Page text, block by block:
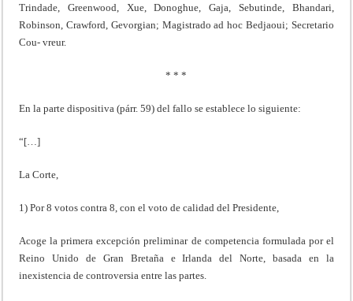
Trindade, Greenwood, Xue, Donoghue, Gaja, Sebutinde, Bhandari,
Robinson, Crawford, Gevorgian; Magistrado ad hoc Bedjaoui; Secretario
Cou- vreur.
* * *
En la parte dispositiva (párr. 59) del fallo se establece lo siguiente:
“[…]
La Corte,
1) Por 8 votos contra 8, con el voto de calidad del Presidente,
Acoge la primera excepción preliminar de competencia formulada por el
Reino Unido de Gran Bretaña e Irlanda del Norte, basada en la
inexistencia de controversia entre las partes.